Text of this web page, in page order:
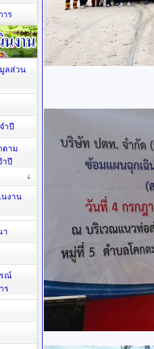
าร
ลส่วน
ำปี
ตาม
ำปี
นงาน
า
รณ์
ร